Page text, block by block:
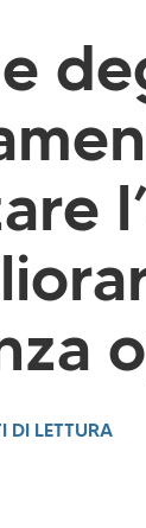
DI LETTURA